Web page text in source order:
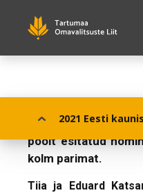
2021 Eesti
Tartumaa
poolt esitatud
kolm parimat.
Tiia ja Eduard